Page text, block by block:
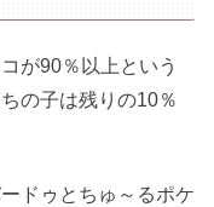
が90％以上という
の子は残りの10％
ドゥとちゅ～るポケ